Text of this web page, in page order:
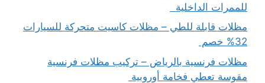
للممرات الداخلية
مظلات قابلة للطي – مظلات كاسيت متحركة للسيارات
32% خصم
مظلات فرنسية بالرياض – تركيب مظلات فرنسية
مقوسة تعطي فخامة أوروبية